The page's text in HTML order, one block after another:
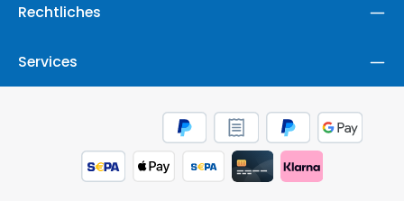
Rechtliches
Services